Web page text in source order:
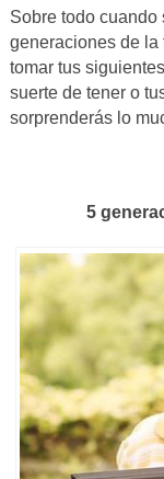
Sobre todo cuando
generaciones de la
tomar tus
suerte de tener o
sorprenderás lo
5